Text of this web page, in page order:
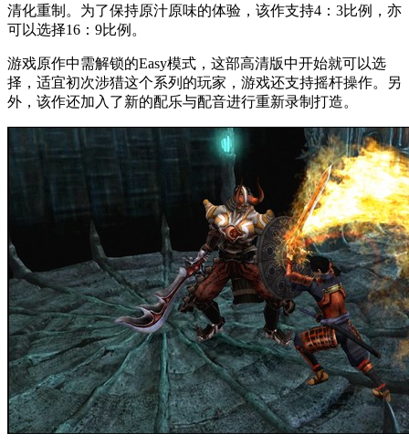
清化重制。为了保持原汁原味的体验，该作支持4：3比例，亦
可以选择16：9比例。
游戏原作中需解锁的Easy模式，这部高清版中开始就可以选
择，适宜初次涉猎这个系列的玩家，游戏还支持摇杆操作。另
外，该作还加入了新的配乐与配音进行重新录制打造。